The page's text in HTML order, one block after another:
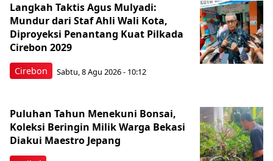
Cirebon
Langkah Taktis Agus Mulyadi:
Mundur dari Staf Ahli Wali Kota,
Diproyeksi Penantang Kuat Pilkada
Cirebon 2029
Sabtu, 8 Agu 2026 - 10:12
Puluhan Tahun Menekuni Bonsai,
Koleksi Beringin Milik Warga Bekasi
Diakui Maestro Jepang